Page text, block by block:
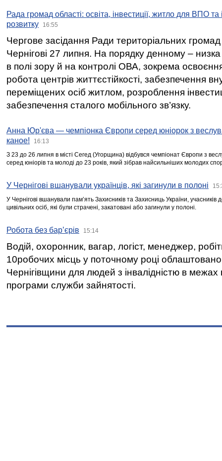
Рада громад області: освіта, інвестиції, житло для ВПО
розвитку
16:55
Чергове засідання Ради територіальних громад
Чернігові 27 липня. На порядку денному –
в полі зору й на контролі ОВА, зокрема освоєння
робота центрів життєстійкості, забезпечення
переміщених осіб житлом, розроблення
забезпечення сталого мобільного зв’язку.
Анна Юр'єва — чемпіонка Європи серед юніорок з
каное!
16:13
З 23 до 26 липня в місті Сегед (Угорщина) відбувся чемпіонат Європи з
серед юніорів та молоді до 23 років, який зібрав найсильніших молодих
У Чернігові вшанували українців, які загинули в полоні
У Чернігові вшанували пам’ять Захисників та Захисниць України,
цивільних осіб, які були страчені, закатовані або загинули у полоні.
Робота без бар’єрів 15:14
Водій, охоронник, вагар, логіст, менеджер,
10робочих місць у поточному році
Чернігівщини для людей з інвалідністю в межах
програми служби зайнятості.